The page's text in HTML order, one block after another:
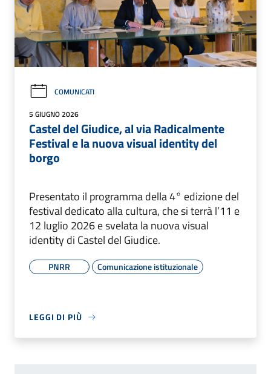
COMUNICATI
5 GIUGNO 2026
Castel del Giudice, al via Radicalmente
Festival e la nuova visual identity del
borgo
Presentato il programma della 4° edizione del
festival dedicato alla cultura, che si terrà l’11 e
12 luglio 2026 e svelata la nuova visual
identity di Castel del Giudice.
PNRR Comunicazione istituzionale
LEGGI DI PIÙ